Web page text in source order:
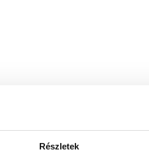
Részletek